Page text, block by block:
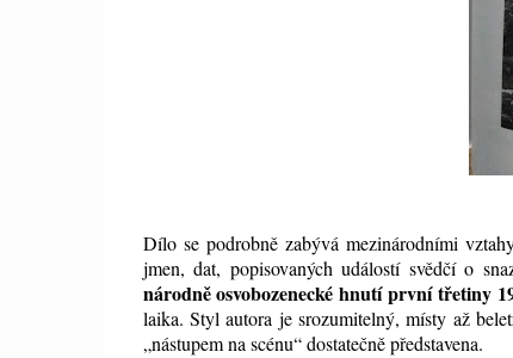
Dílo se podrobně zabývá mezinárodními
jmen, dat, popisovaných událostí svědčí o
národně osvobozenecké hnutí první třetiny
laika. Styl autora je srozumitelný, místy až
„nástupem na scénu“ dostatečně představena.